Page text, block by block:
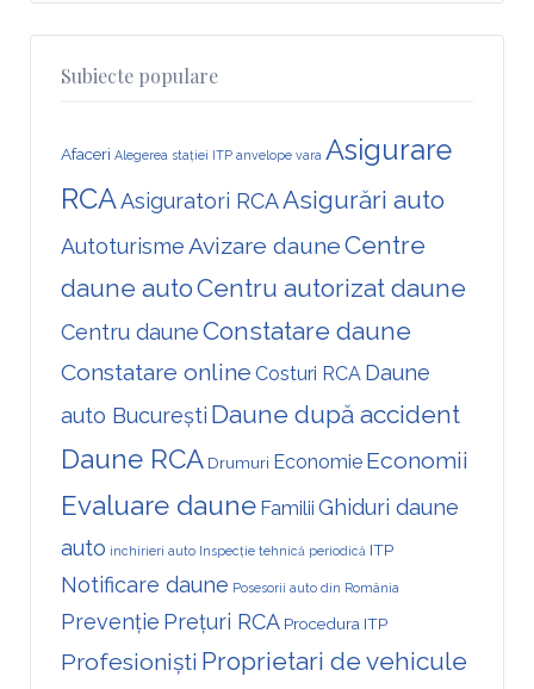
Subiecte populare
Afaceri Alegerea stației ITP anvelope vara Asigurare
RCAAsiguratori RCAAsigurări auto
AutoturismeAvizare dauneCentre
daune autoCentru autorizat daune
Centru dauneConstatare daune
Constatare online Costuri RCA Daune
auto București Daune după accident
Daune RCA Drumuri Economie Economii
Evaluare daune Familii Ghiduri daune
auto inchirieri auto Inspecție tehnică periodică ITP
Notificare daune Posesorii auto din România
Prevenție Prețuri RCA Procedura ITP
Profesioniști Proprietari de vehicule